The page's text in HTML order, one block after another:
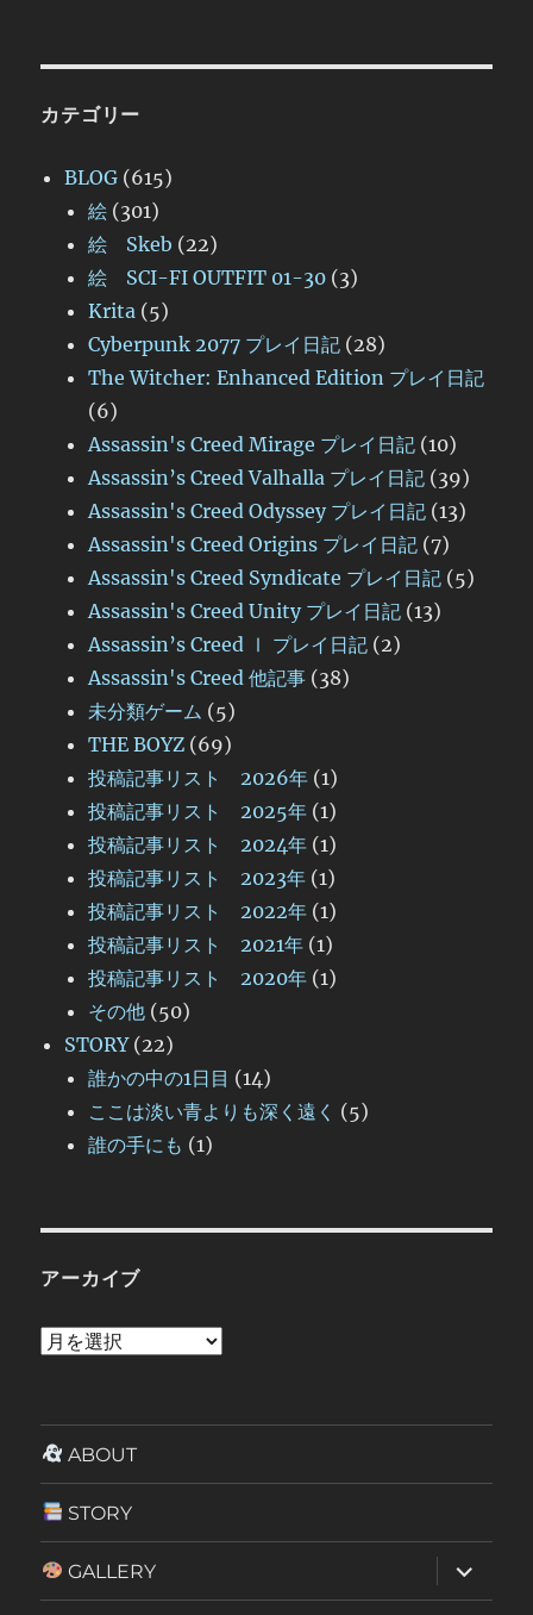
カテゴリー
BLOG (615)
絵 (301)
絵 Skeb (22)
絵 SCI-FI OUTFIT 01-30 (3)
Krita (5)
Cyberpunk 2077 プレイ日記 (28)
The Witcher: Enhanced Edition プレイ日記
(6)
Assassin's Creed Mirage プレイ日記 (10)
Assassin’s Creed Valhalla プレイ日記 (39)
Assassin's Creed Odyssey プレイ日記 (13)
Assassin's Creed Origins プレイ日記 (7)
Assassin's Creed Syndicate プレイ日記 (5)
Assassin's Creed Unity プレイ日記 (13)
Assassin’s Creed Ⅰ プレイ日記 (2)
Assassin's Creed 他記事 (38)
未分類ゲーム (5)
THE BOYZ (69)
投稿記事リスト 2026年 (1)
投稿記事リスト 2025年 (1)
投稿記事リスト 2024年 (1)
投稿記事リスト 2023年 (1)
投稿記事リスト 2022年 (1)
投稿記事リスト 2021年 (1)
投稿記事リスト 2020年 (1)
その他 (50)
STORY(22)
誰かの中の1日目 (14)
ここは淡い青よりも深く遠く (5)
誰の手にも (1)
アーカイブ
ア
イ
ABOUT
STORY
GALLERY
サ
ブ
メ